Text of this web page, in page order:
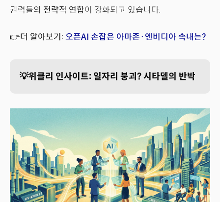
권력들의 전략적 연합이 강화되고 있습니다.
👉더 알아보기: 오픈AI 손잡은 아마존·엔비디아 속내는?
💡위클리 인사이트: 일자리 붕괴? 시타델의 반박